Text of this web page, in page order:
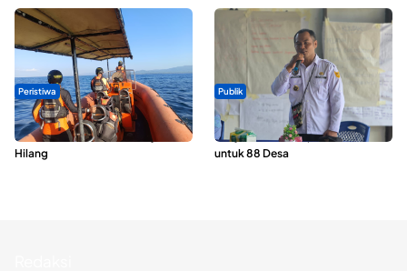
Peristiwa
Dua Longboat Bertabrakan di
Perairan Taliabu, Satu Nelayan
Hilang
Publik
ABDESI Morotai Apresiasi
Penyaluran ADD Rp3,13 Miliar
untuk 88 Desa